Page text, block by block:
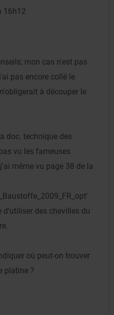
16h12
mon cas n'est pas
pas encore collé le
à découper le
doc. technique des
vu les fameuses
même vu page 38 de la
d'utiliser des chevilles du
où peut-on trouver
platine ?